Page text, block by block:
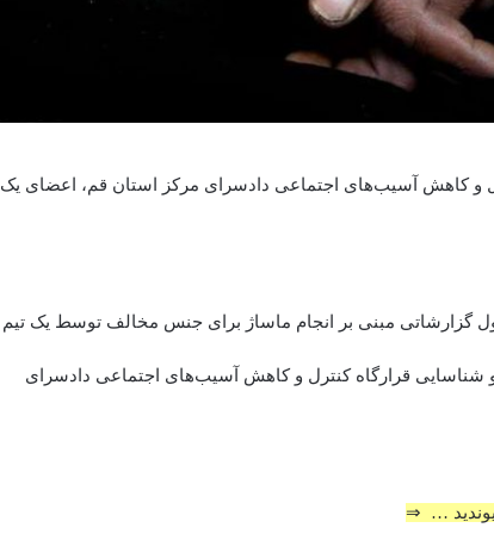
و کاهش آسیب‌های اجتماعی دادسرای مرکز استان قم، اعضای یک
گزارشاتی مبنی بر انجام ماساژ برای جنس مخالف توسط یک تیم
شناسایی قرارگاه کنترل و کاهش آسیب‌های اجتماعی دادسرای
… ⇒